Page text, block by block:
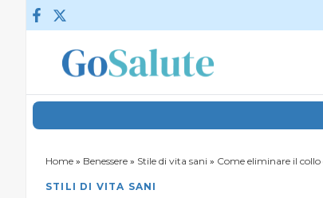
Vai al contenuto
Home » Benessere » Stile di vita sani » Come eliminare il
STILI DI VITA SANI